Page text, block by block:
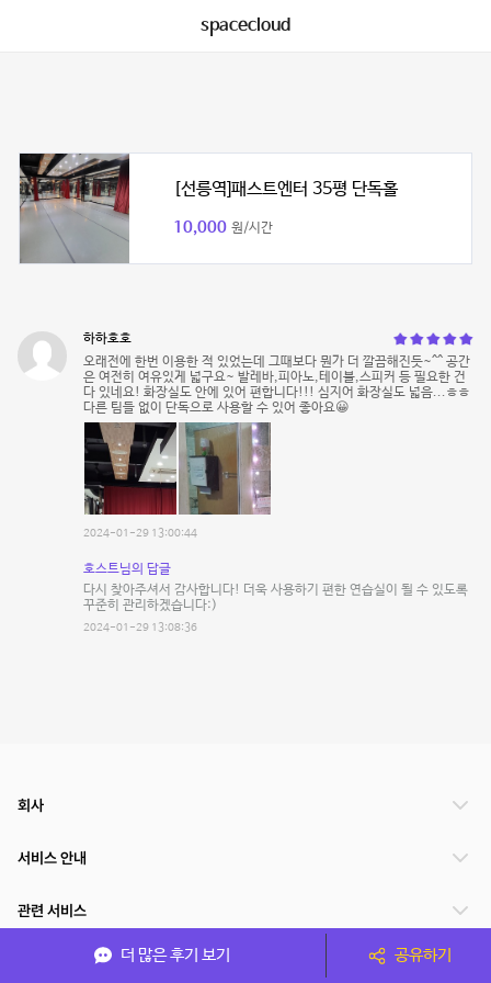
spacecloud
[선릉역]패스트엔터 35평 단독홀
10,000 원/시간
하하호호
오래전에 한번 이용한 적 있었는데 그때보다 뭔가 더 깔끔해진듯~^^ 공간
은 여전히 여유있게 넓구요~ 발레바,피아노,테이블,스피커 등 필요한 건
다 있네요! 화장실도 안에 있어 편합니다!!! 심지어 화장실도 넓음...ㅎㅎ
다른 팀들 없이 단독으로 사용할 수 있어 좋아요😀
2024-01-29 13:00:44
호스트님의 답글
다시 찾아주셔서 감사합니다! 더욱 사용하기 편한 연습실이 될 수 있도록
꾸준히 관리하겠습니다:)
2024-01-29 13:08:36
더 많은 후기 보기 공유하기
회사
서비스 안내
관련 서비스